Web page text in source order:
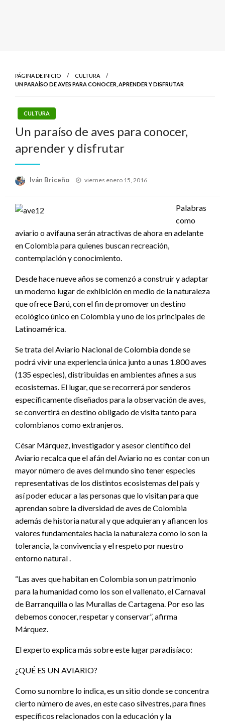
PÁGINA DE INICIO
CULTURA
UN PARAÍSO DE AVES PARA CONOCER, APRENDER Y DISFRUTAR
CULTURA
Un paraíso de aves para conocer,
aprender y disfrutar
Iván Briceño
Publicado
viernes enero 15, 2016
Palabras
como
aviario o avifauna serán atractivas de ahora en adelante
en Colombia para quienes buscan recreación,
contemplación y conocimiento.
Desde hace nueve años se comenzó a construir y adaptar
un moderno lugar de exhibición en medio de la naturaleza
que ofrece Barú, con el fin de promover un destino
ecológico único en Colombia y uno de los principales de
Latinoamérica.
Se trata del Aviario Nacional de Colombia donde se
podrá vivir una experiencia única junto a unas 1.800 aves
(135 especies), distribuidas en ambientes afines a sus
ecosistemas. El lugar, que se recorrerá por senderos
específicamente diseñados para la observación de aves,
se convertirá en destino obligado de visita tanto para
colombianos como extranjeros.
César Márquez, investigador y asesor científico del
Aviario recalca que el afán del Aviario no es contar con un
mayor número de aves del mundo sino tener especies
representativas de los distintos ecosistemas del país y
así poder educar a las personas que lo visitan para que
aprendan sobre la diversidad de aves de Colombia
además de historia natural y que adquieran y afiancen los
valores fundamentales hacia la naturaleza como lo son la
tolerancia, la convivencia y el respeto por nuestro
entorno natural .
“Las aves que habitan en Colombia son un patrimonio
para la humanidad como los son el vallenato, el Carnaval
de Barranquilla o las Murallas de Cartagena. Por eso las
debemos conocer, respetar y conservar”, afirma
Márquez.
El experto explica más sobre este lugar paradisíaco:
¿QUÉ ES UN AVIARIO?
Como su nombre lo indica, es un sitio donde se concentra
cierto número de aves, en este caso silvestres, para fines
específicos relacionados con la educación y la